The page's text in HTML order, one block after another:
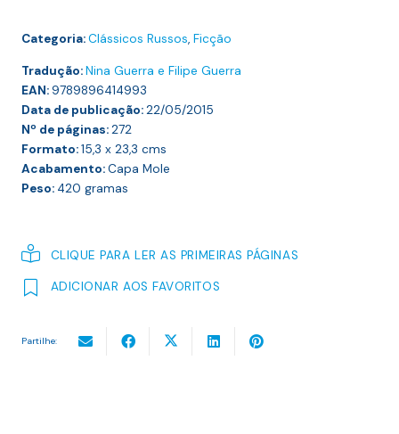
Categoria:Clássicos Russos, Ficção
Tradução:Nina Guerra e Filipe Guerra
EAN:9789896414993
Data de publicação:22/05/2015
Nº de páginas:272
Formato:15,3 x 23,3 cms
Acabamento:Capa Mole
Peso: 420 gramas
CLIQUE PARA LER AS PRIMEIRAS PÁGINAS
ADICIONAR AOS FAVORITOS
Partilhe: